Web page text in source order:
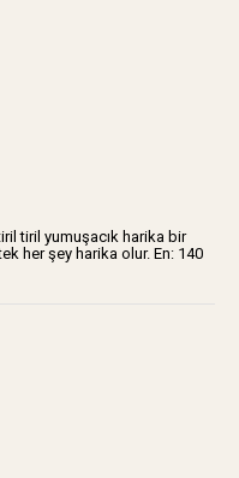
tiril yumuşacık harika bir
her şey harika olur. En: 140